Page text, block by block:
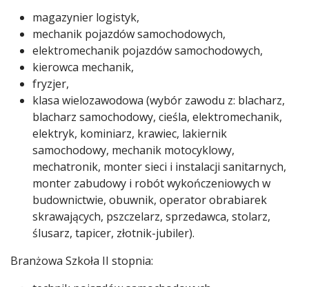
magazynier logistyk,
mechanik pojazdów samochodowych,
elektromechanik pojazdów samochodowych,
kierowca mechanik,
fryzjer,
klasa wielozawodowa (wybór zawodu z: blacharz,
blacharz samochodowy, cieśla, elektromechanik,
elektryk, kominiarz, krawiec, lakiernik
samochodowy, mechanik motocyklowy,
mechatronik, monter sieci i instalacji sanitarnych,
monter zabudowy i robót wykończeniowych w
budownictwie, obuwnik, operator obrabiarek
skrawających, pszczelarz, sprzedawca, stolarz,
ślusarz, tapicer, złotnik-jubiler).
Branżowa Szkoła II stopnia: